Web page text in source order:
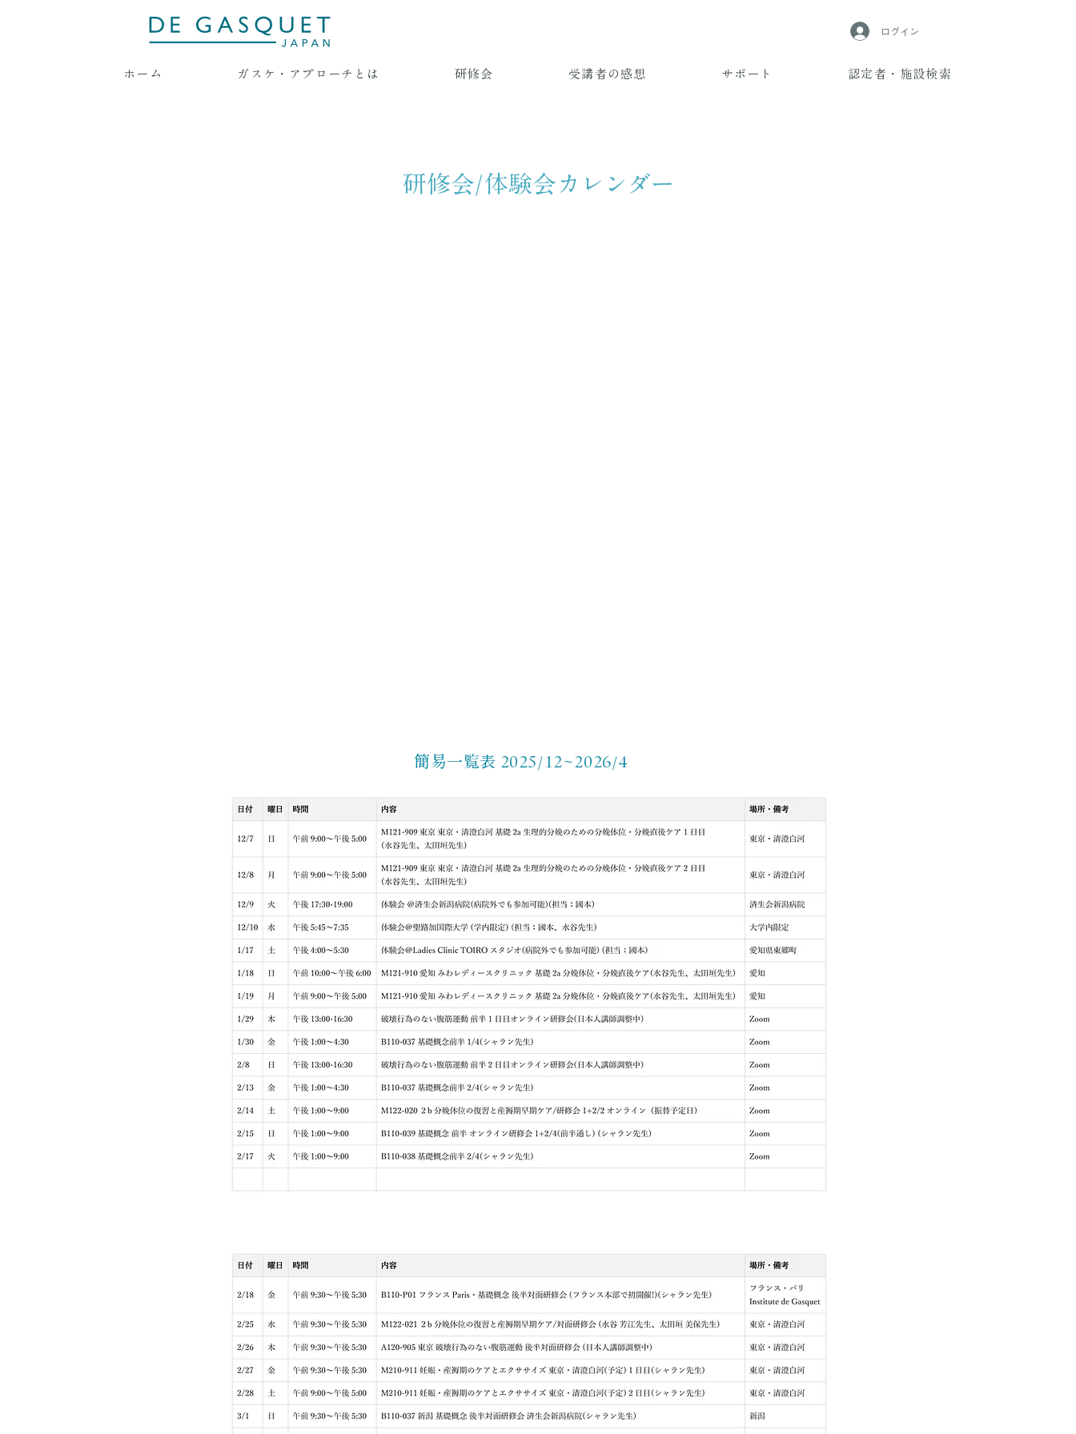
ログイン
ホーム ガスケ・アプローチとは 研修会 受講者の感想 サポート 認定者・施設検索
​研修会/体験会カレンダー
簡易一覧表 2025/12~2026/4